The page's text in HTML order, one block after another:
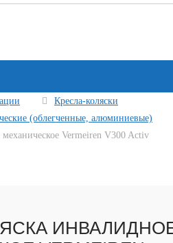
Кресла-коляски
(облегченные, алюминиевые)
механическое Vermeiren V300 Activ